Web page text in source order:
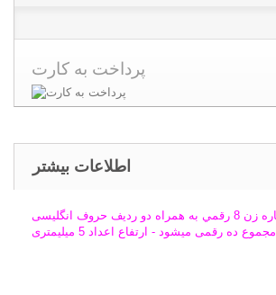
پرداخت به کارت
اطلاعات بیشتر
شماره زن 8 رقمي به همراه دو ردیف حروف انگلیسی N310A در
مجموع ده رقمی میشود - ارتفاع اعداد 5 میلیمتری